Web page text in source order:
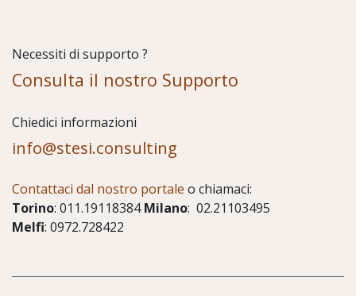
Necessiti di supporto ?
Consulta il nostro Supporto
Chiedici informazioni
info@stesi.consulting
Contattaci dal nostro portale o chiamaci:
Torino: 011.19118384Milano: 02.21103495
Melfi: 0972.728422